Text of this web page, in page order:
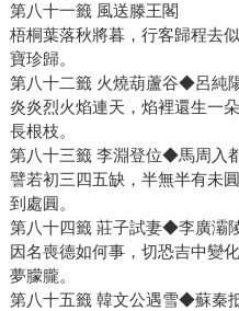
第八十一籤 風送滕王閣
梧桐葉落秋將暮，行客歸程去
寶珍歸。
第八十二籤 火燒葫蘆谷◆呂純
炎炎烈火焰連天，焰裡還生一
長根枝。
第八十三籤 李淵登位◆馬周入
譬若初三四五缺，半無半有未
到處圓。
第八十四籤 莊子試妻◆李廣灞
因名喪德如何事，切恐吉中變
夢朦朧。
第八十五籤 韓文公遇雪◆蘇秦